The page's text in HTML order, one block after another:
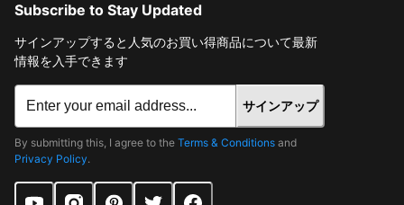
Subscribe to Stay Updated
サインアップすると人気のお買い得商品について最新
情報を入手できます
サインアップ
By submitting this, I agree to the Terms & Conditions and
Privacy Policy.